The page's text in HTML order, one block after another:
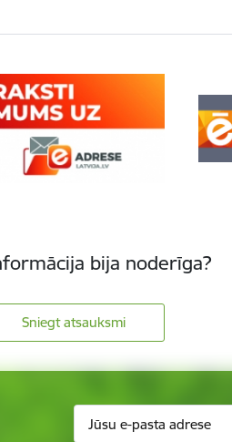
bija noderīga?
Sniegt atsauksmi